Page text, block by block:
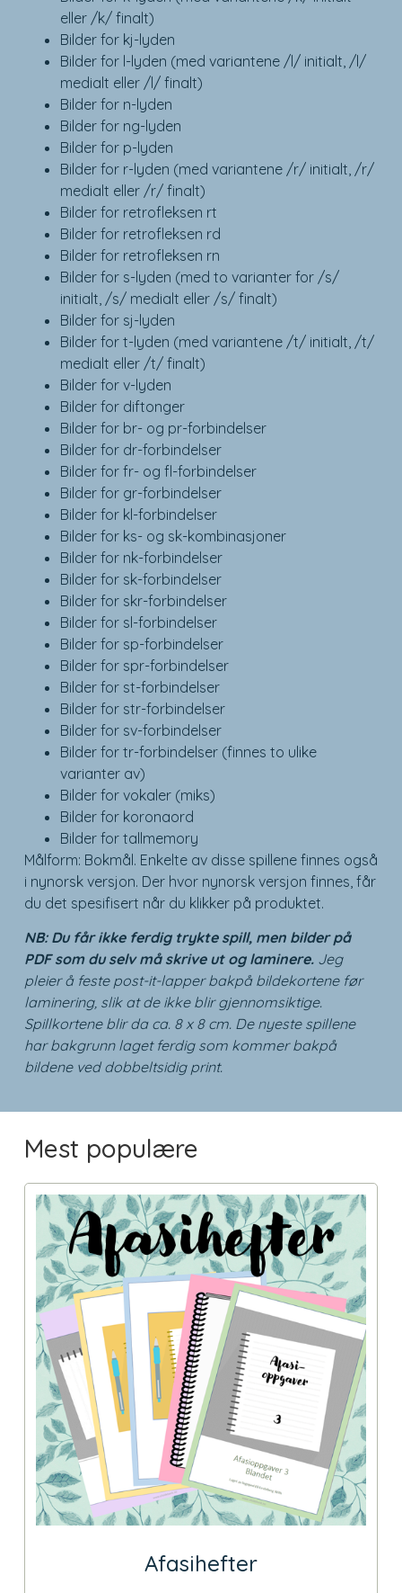
eller /k/ finalt)
Bilder for kj-lyden
Bilder for l-lyden (med variantene /l/ initialt, /l/
medialt eller /l/ finalt)
Bilder for n-lyden
Bilder for ng-lyden
Bilder for p-lyden
Bilder for r-lyden (med variantene /r/ initialt, /r/
medialt eller /r/ finalt)
Bilder for retrofleksen rt
Bilder for retrofleksen rd
Bilder for retrofleksen rn
Bilder for s-lyden (med to varianter for /s/
initialt, /s/ medialt eller /s/ finalt)
Bilder for sj-lyden
Bilder for t-lyden (med variantene /t/ initialt, /t/
medialt eller /t/ finalt)
Bilder for v-lyden
Bilder for diftonger
Bilder for br- og pr-forbindelser
Bilder for dr-forbindelser
Bilder for fr- og fl-forbindelser
Bilder for gr-forbindelser
Bilder for kl-forbindelser
Bilder for ks- og sk-kombinasjoner
Bilder for nk-forbindelser
Bilder for sk-forbindelser
Bilder for skr-forbindelser
Bilder for sl-forbindelser
Bilder for sp-forbindelser
Bilder for spr-forbindelser
Bilder for st-forbindelser
Bilder for str-forbindelser
Bilder for sv-forbindelser
Bilder for tr-forbindelser (finnes to ulike
varianter av)
Bilder for vokaler (miks)
Bilder for koronaord
Bilder for tallmemory
Målform: Bokmål. Enkelte av disse spillene finnes også
i nynorsk versjon. Der hvor nynorsk versjon finnes, får
du det spesifisert når du klikker på produktet.
NB: Du får ikke ferdig trykte spill, men bilder på
PDF som du selv må skrive ut og laminere.Jeg
pleier å feste post-it-lapper bakpå bildekortene før
laminering, slik at de ikke blir gjennomsiktige.
Spillkortene blir da ca. 8 x 8 cm. De nyeste spillene
har bakgrunn laget ferdig som kommer bakpå
bildene ved dobbeltsidig print.
Mest populære
Afasihefter